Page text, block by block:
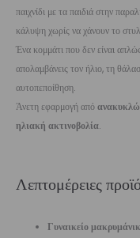
παιχνίδι με τα παιδιά στην
κάλυψη χωρίς να χάνουν το
Ένα κομμάτι που δεν είναι
απολαμβάνεις τον ήλιο, τη
αυτοπεποίθηση.
Άνετη εφαρμογή από
ηλιακή ακτινοβολία.
Λεπτομέρειες
Γυναικείο